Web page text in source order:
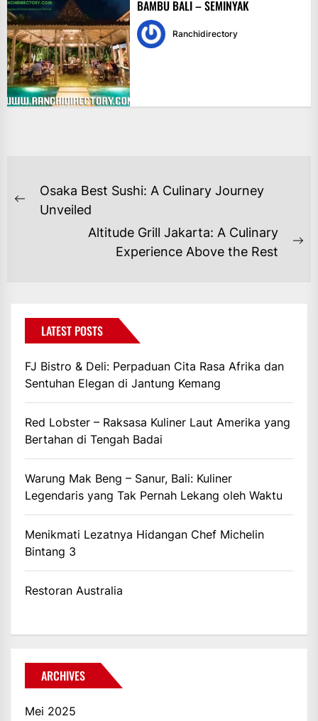
BAMBU BALI – SEMINYAK
Ranchidirectory
NAVIGASI
POS
Previous
Osaka Best Sushi: A Culinary Journey
Unveiled
Altitude Grill Jakarta: A Culinary
Experience Above the Rest
LATEST POSTS
FJ Bistro & Deli: Perpaduan Cita Rasa Afrika dan
Sentuhan Elegan di Jantung Kemang
Red Lobster – Raksasa Kuliner Laut Amerika yang
Bertahan di Tengah Badai
Warung Mak Beng – Sanur, Bali: Kuliner
Legendaris yang Tak Pernah Lekang oleh Waktu
Menikmati Lezatnya Hidangan Chef Michelin
Bintang 3
Restoran Australia
ARCHIVES
Mei 2025